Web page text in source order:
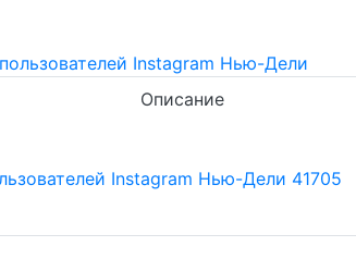
Описание
Instagram Нью-Дели 41705